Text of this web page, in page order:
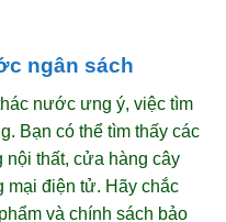
ngân sách
nước ưng ý, việc tìm
Bạn có thể tìm thấy các
thất, cửa hàng cây
mại điện tử. Hãy chắc
và chính sách bảo